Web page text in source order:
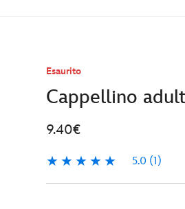
Esaurito
Cappellino
9.40€
5.0 (1)
5.0